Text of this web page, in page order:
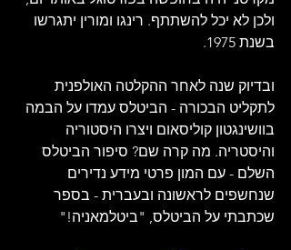
ולכן לא יכל להשתתף. רינגו ומורין יתגרשו
בשנת 1975.
ובדיוק שנה לאחר ההקלטה האולפנית
לתקליט הבכורה - הביטלס עמדו על הבמה
בוושינגטון קוליסאום ויצרו היסטוריה
והיסטריה. מה קרה שם? סיפור הביטלס
השלם - עם המון פרטי מידע נדירים
שנחשפים לראשונה ובעברית - בספר
שכתבתי על הביטלס, "ביטלמאניה!"